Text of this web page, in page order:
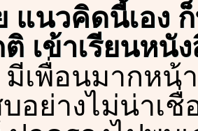
แนวคิดนี้เอง
เข้าเรียนหนั
เพื่อนมากหน้
อย่างไม่น่าเ